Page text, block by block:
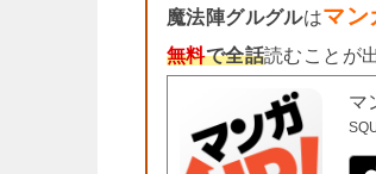
魔法陣グルグルはマン
無料で全話読むことが
マ